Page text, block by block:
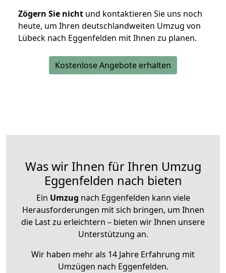
Zögern Sie nicht und kontaktieren Sie uns noch
heute, um Ihren deutschlandweiten Umzug von
Lübeck nach Eggenfelden mit Ihnen zu planen.
Kostenlose Angebote erhalten
Was wir Ihnen für Ihren Umzug
Eggenfelden nach bieten
Ein Umzug nach Eggenfelden kann viele
Herausforderungen mit sich bringen, um Ihnen
die Last zu erleichtern – bieten wir Ihnen unsere
Unterstützung an.
Wir haben mehr als 14 Jahre Erfahrung mit
Umzügen nach Eggenfelden.